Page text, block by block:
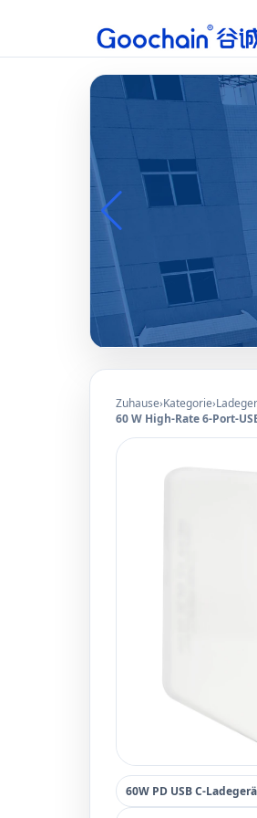
Zuhause›Kategorie›
60 W High-Rate 6-Port-
60W PD USB C-